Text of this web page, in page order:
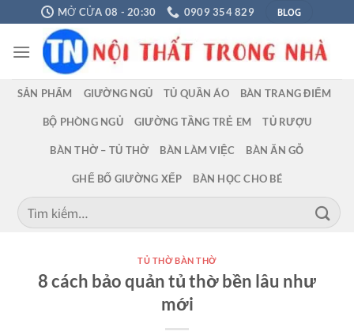
Chuyển
đến
nội
MỞ CỬA 08 - 20:30 0909 354 829 BLOG
SẢN PHẨM GIƯỜNG NGỦ TỦ QUẦN ÁO BÀN TRANG ĐIỂM
BỘ PHÒNG NGỦ GIƯỜNG TẦNG TRẺ EM TỦ RƯỢU
BÀN THỜ – TỦ THỜ BÀN LÀM VIỆC BÀN ĂN GỖ
GHẾ BỐ GIƯỜNG XẾP BÀN HỌC CHO BÉ
Tìm
kiếm:
TỦ THỜ BÀN THỜ
8 cách bảo quản tủ thờ bền lâu như
mới